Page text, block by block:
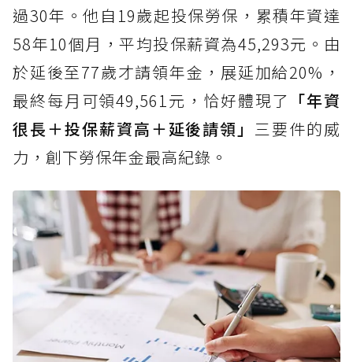
過30年。他自19歲起投保勞保，累積年資達
58年10個月，平均投保薪資為45,293元。由
於延後至77歲才請領年金，展延加給20%，
最終每月可領49,561元，恰好體現了 「年資
很長＋投保薪資高＋延後請領」 三要件的威
力，創下勞保年金最高紀錄。